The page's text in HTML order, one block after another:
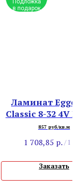
Подложка
в подарок
Ламинат Egger
Classic 8-32 4V
Дуб Мелба
857 руб/кв.м
1 708,85 р. / 1
Заказать